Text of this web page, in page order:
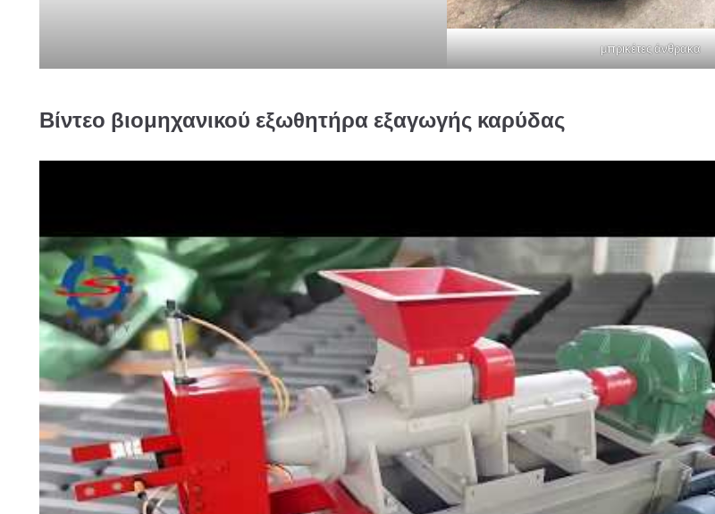
μπρικέτες άνθρακα
Βίντεο βιομηχανικού εξωθητήρα εξαγωγής καρύδας